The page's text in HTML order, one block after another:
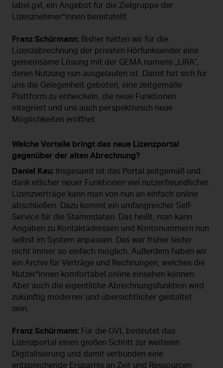
label.gvl, ein Angebot für die Zielgruppe der
Lizenznehmer*innen bereitstellt.
Franz Schürmann: Bisher hatten wir für die
Lizenzabrechnung der privaten Hörfunksender eine
gemeinsame Lösung mit der GEMA namens „LIRA“,
deren Nutzung nun ausgelaufen ist. Damit hat sich für
uns die Gelegenheit geboten, eine zeitgemäße
Plattform zu entwickeln, die neue Funktionen
integriert und uns auch perspektivisch neue
Möglichkeiten eröffnet.
Welche Vorteile bringt das neue Lizenzportal
gegenüber der alten Abrechnung?
Daniel Kau: Insgesamt ist das Portal zeitgemäß und
dank etlicher neuer Funktionen viel nutzerfreundlicher.
Lizenzverträge kann man von nun an einfach online
abschließen. Dazu kommt ein umfangreicher Self-
Service für die Stammdaten. Das heißt, man kann
Angaben zu Kontaktadressen und Kontonummern nun
selbst im System anpassen. Das war früher leider
nicht immer so einfach möglich. Außerdem haben wir
ein Archiv für Verträge und Rechnungen, welches die
Nutzer*innen komfortabel online einsehen können.
Aber auch die eigentliche Abrechnungsfunktion wird
zukünftig moderner und übersichtlicher gestaltet
sein.
Franz Schürmann: Für die GVL bedeutet das
Lizenzportal einen großen Schritt zur weiteren
Digitalisierung und damit verbunden eine
entsprechende Ersparnis an Zeit und Ressourcen.